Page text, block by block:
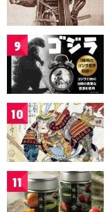
9
10
11